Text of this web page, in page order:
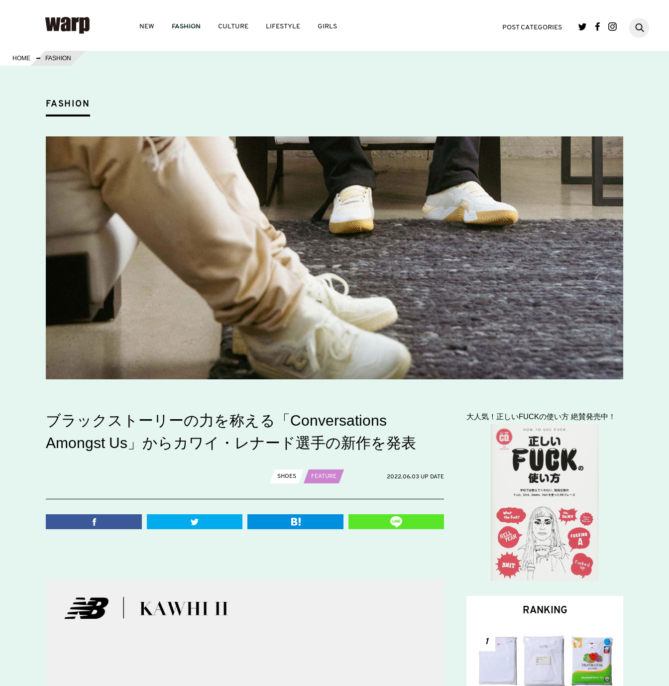
NEW FASHION CULTURE LIFESTYLE GIRLS POST CATEGORIES
HOME FASHION
FASHION
ブラックストーリーの力を称える「Conversations
Amongst Us」からカワイ・レナード選手の新作を発表
SHOES FEATURE 2022.06.03 UP DATE
大人気！正しいFUCKの使い方 絶賛発売中！
RANKING
1